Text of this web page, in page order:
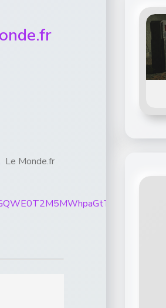
Le Monde.fr